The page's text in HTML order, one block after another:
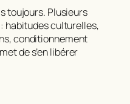
toujours. Plusieurs
habitudes culturelles,
conditionnement
de s’en libérer